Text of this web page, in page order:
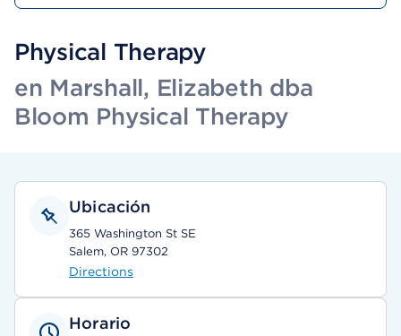
Physical Therapy
en Marshall, Elizabeth dba
Bloom Physical Therapy
Ubicación
365 Washington St SE
Salem, OR 97302
Directions
Horario